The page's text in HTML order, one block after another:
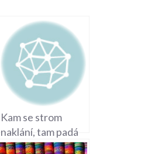
Kam se strom
naklání, tam padá
Bible: Přísloví o